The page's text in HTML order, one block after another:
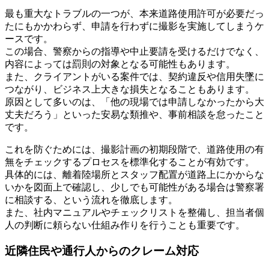
最も重大なトラブルの一つが、本来道路使用許可が必要だっ
たにもかかわらず、申請を行わずに撮影を実施してしまうケ
ースです。
この場合、警察からの指導や中止要請を受けるだけでなく、
内容によっては罰則の対象となる可能性もあります。
また、クライアントがいる案件では、契約違反や信用失墜に
つながり、ビジネス上大きな損失となることもあります。
原因として多いのは、「他の現場では申請しなかったから大
丈夫だろう」といった安易な類推や、事前相談を怠ったこと
です。
これを防ぐためには、撮影計画の初期段階で、道路使用の有
無をチェックするプロセスを標準化することが有効です。
具体的には、離着陸場所とスタッフ配置が道路上にかからな
いかを図面上で確認し、少しでも可能性がある場合は警察署
に相談する、という流れを徹底します。
また、社内マニュアルやチェックリストを整備し、担当者個
人の判断に頼らない仕組み作りを行うことも重要です。
近隣住民や通行人からのクレーム対応